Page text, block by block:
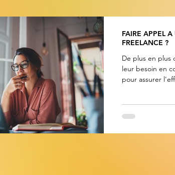
FAIRE APPEL
FREELANCE ?
De plus en plus
leur besoin en
pour assurer